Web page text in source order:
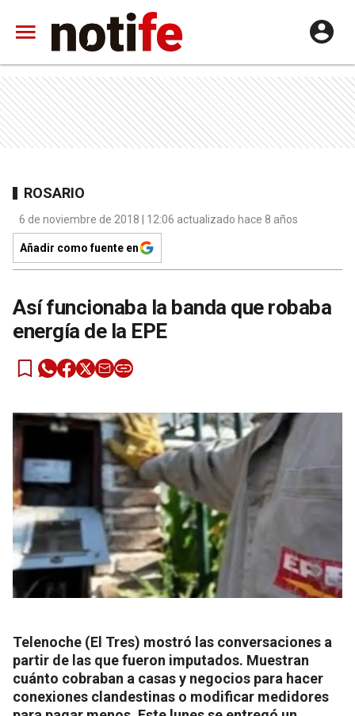
ROSARIO
6 de noviembre de 2018 | 12:06 actualizado hace 8 años
Añadir como fuente en
Así funcionaba la banda que robaba
energía de la EPE
Telenoche (El Tres) mostró las conversaciones a
partir de las que fueron imputados. Muestran
cuánto cobraban a casas y negocios para hacer
conexiones clandestinas o modificar medidores